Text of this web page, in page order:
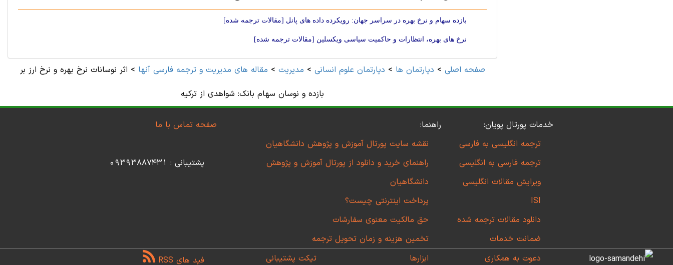
بازده سهام و نرخ بهره در سراسر جهان: رویکرده داده های پانل [مقالات ترجمه شده]
نرخ های بهره، انتظارات و حاکمیت سیاسی ویکسلین [مقالات ترجمه شده]
صفحه اصلی > دپارتمان ها > دپارتمان علوم انسانی > مديريت > مقاله های مديريت و ترجمه فارسی آنها > اثر نوسانات نرخ بهره و نرخ ارز بر
بازده و نوسان سهام بانک: شواهدی از ترکیه
خدمات پورتال پویان:
ترجمه انگلیسی به فارسی
ترجمه فارسی به انگلیسی
ویرایش مقالات انگلیسی
ISI
دانلود مقالات ترجمه شده
ضمانت خدمات
راهنما:
نقشه سایت پورتال آموزش و پژوهش دانشگاهیان
راهنمای خرید و دانلود از پورتال آموزش و پژوهش
دانشگاهیان
پرداخت اینترنتی چیست؟
حق مالکیت معنوی سفارشات
تخمین هزینه و زمان تحویل ترجمه
صفحه تماس با ما
پشتیبانی : 09393887431
دعوت به همکاری ابزارها تیکت پشتیبانی فید های RSS